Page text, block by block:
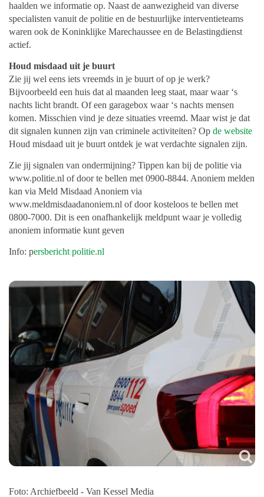
haalden we informatie op. Naast de aanwezigheid van diverse
specialisten vanuit de politie en de bestuurlijke interventieteams
waren ook de Koninklijke Marechaussee en de Belastingdienst
actief.
Houd misdaad uit je buurt
Zie jij wel eens iets vreemds in je buurt of op je werk?
Bijvoorbeeld een huis dat al maanden leeg staat, maar waar ‘s
nachts licht brandt. Of een garagebox waar ‘s nachts mensen
komen. Misschien vind je deze situaties vreemd. Maar wist je dat
dit signalen kunnen zijn van criminele activiteiten? Op de website
Houd misdaad uit je buurt ontdek je wat verdachte signalen zijn.
Zie jij signalen van ondermijning? Tippen kan bij de politie via
www.politie.nl of door te bellen met 0900-8844. Anoniem melden
kan via Meld Misdaad Anoniem via
www.meldmisdaadanoniem.nl of door kosteloos te bellen met
0800-7000. Dit is een onafhankelijk meldpunt waar je volledig
anoniem informatie kunt geven
Info: persbericht politie.nl
Foto: Archiefbeeld - Van Kessel Media